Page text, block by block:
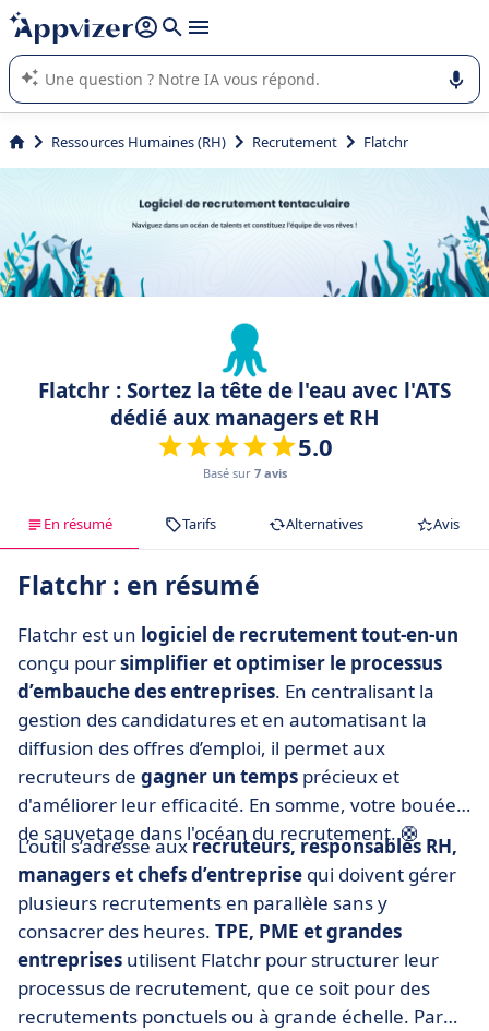
répondre (plusieurs lignes avec
L'IA de Appvizer vous guide dans l'utilisation ou la sélection de
logiciel SaaS en entreprise.
Ressources Humaines (RH) Recrutement Flatchr
Flatchr : Sortez la tête de l'eau avec l'ATS
dédié aux managers et RH
5.0
Basé sur 7 avis
En résumé Tarifs Alternatives Avis
Flatchr : en résumé
Flatchr est un logiciel de recrutement tout-en-un
conçu poursimplifier et optimiser le processus
d’embauche des entreprises. En centralisant la
gestion des candidatures et en automatisant la
diffusion des offres d’emploi, il permet aux
recruteurs de gagner un temps précieux et
d'améliorer leur efficacité. En somme, votre bouée
de sauvetage dans l'océan du recrutement. 🛟
L’outil s’adresse auxrecruteurs, responsables RH,
managers et chefs d’entreprise qui doivent gérer
plusieurs recrutements en parallèle sans y
consacrer des heures. TPE, PME et grandes
entreprises utilisent Flatchr pour structurer leur
processus de recrutement, que ce soit pour des
recrutements ponctuels ou à grande échelle. Parmi